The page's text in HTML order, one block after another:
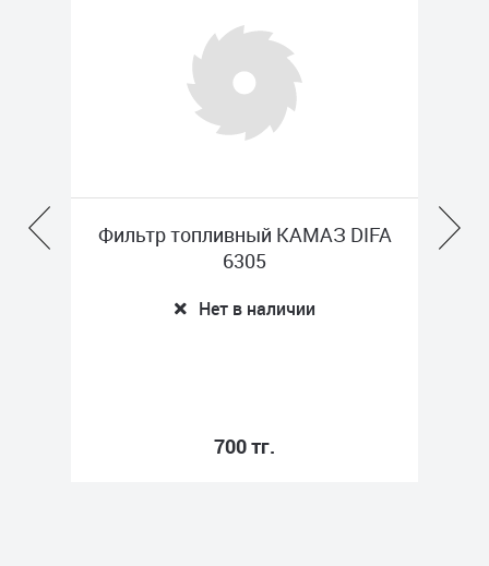
Фильтр топливный КАМАЗ DIFA
6305
Нет в наличии
700 тг.